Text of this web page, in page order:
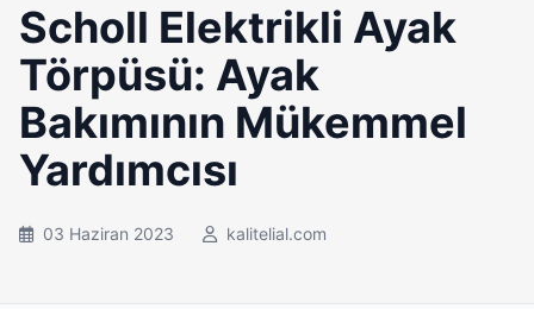
Scholl Elektrikli Ayak
Törpüsü: Ayak
Bakımının Mükemmel
Yardımcısı
03 Haziran 2023 kalitelial.com